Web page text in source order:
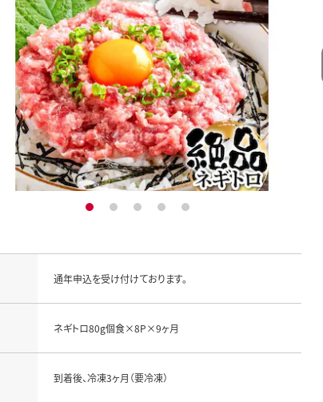
1 2 3 4 5
通年申込を受け付けております。
ネギトロ80g個食×8P×9ヶ月
到着後、冷凍3ヶ月（要冷凍）